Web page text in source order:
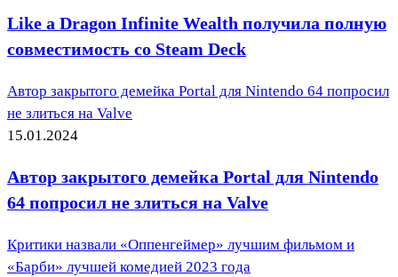
Like a Dragon Infinite Wealth получила полную
совместимость со Steam Deck
Автор закрытого демейка Portal для Nintendo 64 попросил
не злиться на Valve
15.01.2024
Автор закрытого демейка Portal для Nintendo
64 попросил не злиться на Valve
Критики назвали «Оппенгеймер» лучшим фильмом и
«Барби» лучшей комедией 2023 года